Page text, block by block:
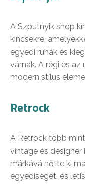
A Szputnyik shop
kincsekre,
egyedi ruhák és
várnak. A régi és az
modern stílus
Retrock
A Retrock több
vintage és
márkává nőtte ki
egyediséget, és